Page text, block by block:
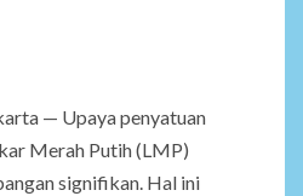
— Upaya penyatuan
Merah Putih (LMP)
signifikan. Hal ini